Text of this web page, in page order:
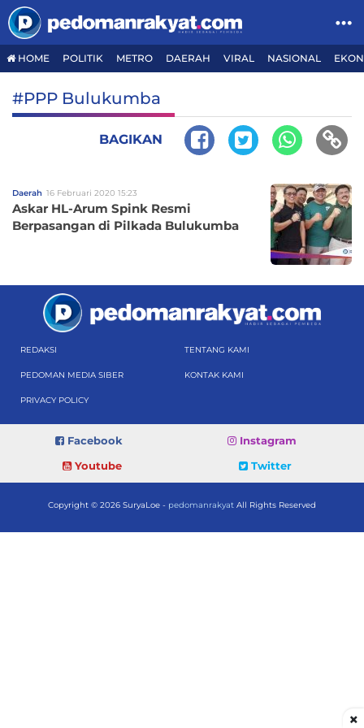
HOME POLITIK METRO DAERAH VIRAL NASIONAL
#PPP Bulukumba
BAGIKAN
Daerah 16 Februari 2020 15:23
Askar HL-Arum Spink Resmi
Berpasangan di Pilkada Bulukumba
REDAKSI TENTANG KAMI
PEDOMAN MEDIA SIBER KONTAK KAMI
PRIVACY POLICY
Facebook
Instagram
Youtube
Twitter
Copyright © 2026 SuryaLoe - pedomanrakyat All Rights Reserved
×